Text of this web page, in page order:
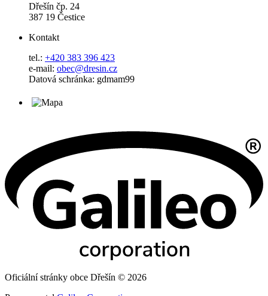
Dřešín čp. 24
387 19 Čestice
Kontakt
tel.: +420 383 396 423
e-mail: obec@dresin.cz
Datová schránka: gdmam99
Oficiální stránky obce Dřešín © 2026